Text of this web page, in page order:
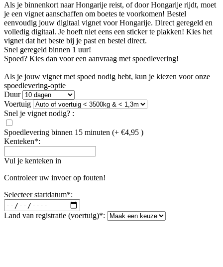
Als je binnenkort naar Hongarije reist, of door Hongarije rijdt, moet
je een vignet aanschaffen om boetes te voorkomen! Bestel
eenvoudig jouw digitaal vignet voor Hongarije. Direct geregeld en
volledig digitaal. Je hoeft niet eens een sticker te plakken! Kies het
vignet dat het beste bij je past en bestel direct.
Snel geregeld binnen 1 uur!
Spoed? Kies dan voor een aanvraag met spoedlevering!
Als je jouw vignet met spoed nodig hebt, kun je kiezen voor onze
spoedlevering-optie
Duur
Voertuig
Snel je vignet nodig? :
Spoedlevering binnen 15 minuten (+ €4,95 )
Kenteken*:
Vul je kenteken in
Controleer uw invoer op fouten!
Selecteer startdatum*:
Land van registratie (voertuig)*: